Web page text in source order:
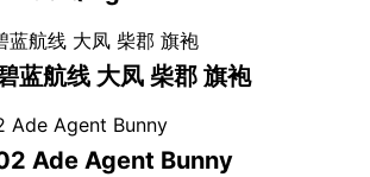
蓝航线 大凤 柴郡 旗袍
Ade Agent Bunny